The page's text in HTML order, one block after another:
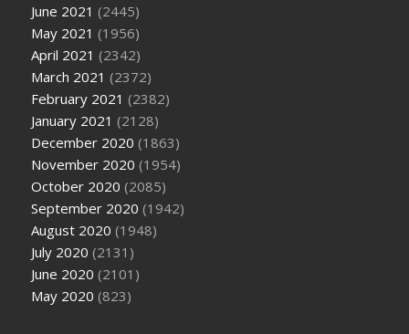
June 2021 (2445)
May 2021 (1956)
April 2021 (2342)
March 2021 (2372)
February 2021 (2382)
January 2021 (2128)
December 2020 (1863)
November 2020 (1954)
October 2020 (2085)
September 2020 (1942)
August 2020 (1948)
July 2020 (2131)
June 2020 (2101)
May 2020 (823)